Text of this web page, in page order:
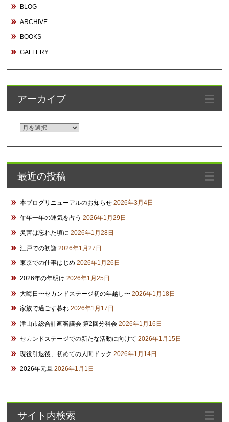
BLOG
ARCHIVE
BOOKS
GALLERY
アーカイブ
ア
イ
ブ
最近の投稿
本ブログリニューアルのお知らせ 2026年3月4日
午年一年の運気を占う 2026年1月29日
災害は忘れた頃に 2026年1月28日
江戸での初詣 2026年1月27日
東京での仕事はじめ 2026年1月26日
2026年の年明け 2026年1月25日
大晦日〜セカンドステージ初の年越し〜 2026年1月18日
家族で過ごす暮れ 2026年1月17日
津山市総合計画審議会 第2回分科会 2026年1月16日
セカンドステージでの新たな活動に向けて 2026年1月15日
現役引退後、初めての人間ドック 2026年1月14日
2026年元旦 2026年1月1日
サイト内検索